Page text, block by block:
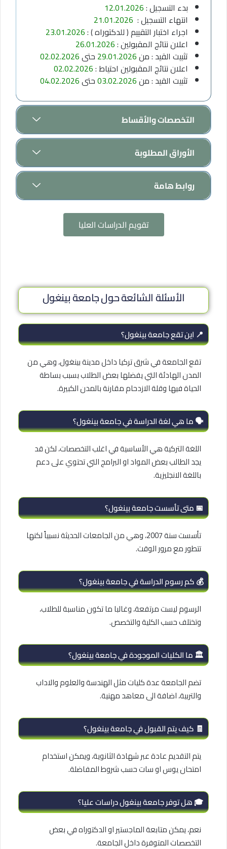
بدء التسجيل :12.01.2026
انتهاء التسجيل : 21.01.2026
اجراء اختبار التقييم ( للدكتوراه ) :23.01.2026
اعلان نتائج المقبولين :26.01.2026
تثبيت القيد : من29.01.2026 حتى02.02.2026
اعلان نتائج المقبولين احتياط :02.02.2026
تثبيت القيد : من03.02.2026حتى04.02.2026
التخصصات والأقساط
الأوراق المطلوبة
روابط هامة
تقويم الدراسات العليا
الأسئلة الشائعة حول جامعة بينغول
📍 اين تقع جامعة بينغول؟
تقع الجامعة في شرق تركيا داخل مدينة بينغول، وهي من
المدن الهادئة التي يفضلها بعض الطلاب بسبب بساطة
الحياة فيها وقلة الازدحام مقارنة بالمدن الكبيرة.
🗣️ ما هي لغة الدراسة في جامعة بينغول؟
اللغة التركية هي الأساسية في اغلب التخصصات، لكن قد
يجد الطالب بعض المواد او البرامج التي تحتوي على دعم
باللغة الانجليزية.
📅 متى تأسست جامعة بينغول؟
تأسست سنة 2007، وهي من الجامعات الحديثة نسبياً لكنها
تتطور مع مرور الوقت.
💰 كم رسوم الدراسة في جامعة بينغول؟
الرسوم ليست مرتفعة، وغالبا ما تكون مناسبة للطلاب،
وتختلف حسب الكلية والتخصص.
🏛️ ما الكليات الموجودة في جامعة بينغول؟
تضم الجامعة عدة كليات مثل الهندسة والعلوم والاداب
والتربية، اضافة الى معاهد مهنية.
🧾 كيف يتم القبول في جامعة بينغول؟
يتم التقديم عادة عبر شهادة الثانوية، ويمكن استخدام
امتحان يوس او سات حسب شروط المفاضلة.
🎓 هل توفر جامعة بينغول دراسات عليا؟
نعم، يمكن متابعة الماجستير او الدكتوراه في بعض
التخصصات المتوفرة داخل الجامعة.